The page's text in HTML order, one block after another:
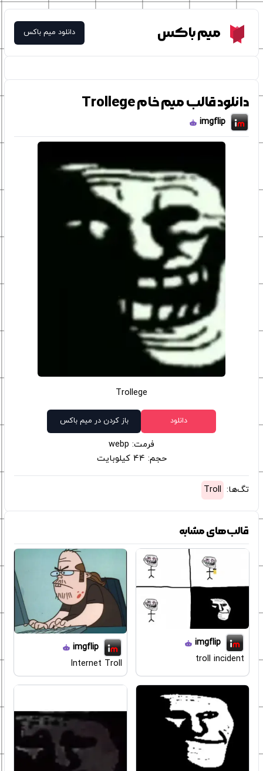
Meme Boxمیم باکس دانلود میم باکس
دانلود قالب میم خام Trollege
imgflip
Trollege
دانلود باز کردن در میم باکس
فرمت: webp
حجم: 44 کیلوبایت
تگ‌ها: Troll
قالب‌های مشابه
imgflip
troll incident
imgflip
Internet Troll